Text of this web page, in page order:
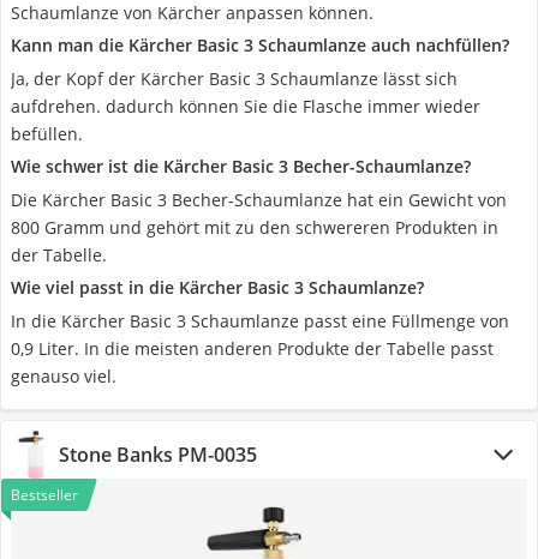
Schaumlanze von Kärcher anpassen können.
Kann man die Kärcher Basic 3 Schaumlanze auch nachfüllen?
Ja, der Kopf der Kärcher Basic 3 Schaumlanze lässt sich
aufdrehen. dadurch können Sie die Flasche immer wieder
befüllen.
Wie schwer ist die Kärcher Basic 3 Becher-Schaumlanze?
Die Kärcher Basic 3 Becher-Schaumlanze hat ein Gewicht von
800 Gramm und gehört mit zu den schwereren Produkten in
der Tabelle.
Wie viel passt in die Kärcher Basic 3 Schaumlanze?
In die Kärcher Basic 3 Schaumlanze passt eine Füllmenge von
0,9 Liter. In die meisten anderen Produkte der Tabelle passt
genauso viel.
Stone Banks PM-0035
Bestseller